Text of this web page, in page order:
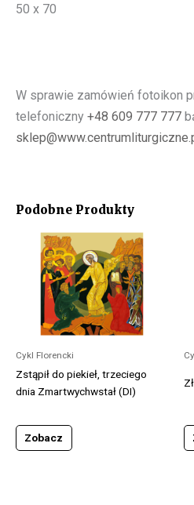
50 x 70
W sprawie zamówień fotoikon
telefoniczny +48 609 777 777
Podobne Produkty
Cykl Florencki
Zstąpił do piekieł, trzeciego
dnia Zmartwychwstał (DI)
Zobacz